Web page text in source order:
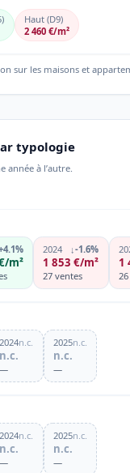
Haut (D9)
2 460 €/m²
sur les maisons et
typologie
année à l’autre.
m²
2024 ↓-1.6%
1 853 €/m²
27 ventes
1
2024n.c.
n.c.
—
2025n.c.
n.c.
—
2024n.c.
n.c.
—
2025n.c.
n.c.
—